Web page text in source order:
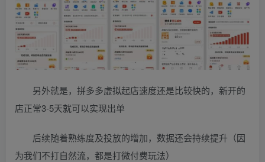
另外就是，拼多多虚拟起店速度还是比较快的，新开的
店正常3-5天就可以实现出单
后续随着熟练度及投放的增加，数据还会持续提升（因
为我们不打自然流，都是打微付费玩法）